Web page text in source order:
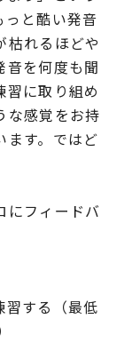
っと酷い発音
枯れるほどや
音を何度も聞
習に取り組め
な感覚をお持
ます。ではど
フィードバ
する（最低